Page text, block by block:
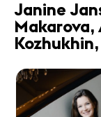
Janine
Makarova,